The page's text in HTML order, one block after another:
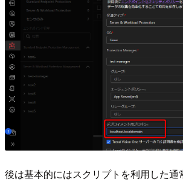
後は基本的にはスクリプトを利用した通